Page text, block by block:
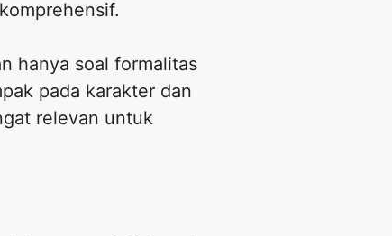
hanya soal formalitas
pada karakter dan
relevan untuk